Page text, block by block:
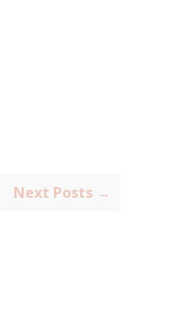
Next Posts →